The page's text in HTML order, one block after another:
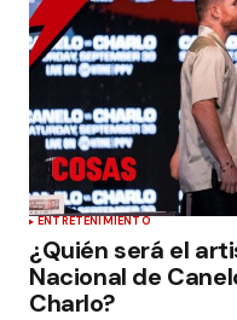
ENTRETENIMIENTO
¿Quién será el
Nacional de
Charlo?